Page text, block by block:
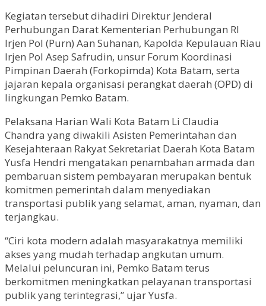
Kegiatan tersebut dihadiri Direktur Jenderal
Perhubungan Darat Kementerian Perhubungan RI
Irjen Pol (Purn) Aan Suhanan, Kapolda Kepulauan Riau
Irjen Pol Asep Safrudin, unsur Forum Koordinasi
Pimpinan Daerah (Forkopimda) Kota Batam, serta
jajaran kepala organisasi perangkat daerah (OPD) di
lingkungan Pemko Batam.
Pelaksana Harian Wali Kota Batam Li Claudia
Chandra yang diwakili Asisten Pemerintahan dan
Kesejahteraan Rakyat Sekretariat Daerah Kota Batam
Yusfa Hendri mengatakan penambahan armada dan
pembaruan sistem pembayaran merupakan bentuk
komitmen pemerintah dalam menyediakan
transportasi publik yang selamat, aman, nyaman, dan
terjangkau.
“Ciri kota modern adalah masyarakatnya memiliki
akses yang mudah terhadap angkutan umum.
Melalui peluncuran ini, Pemko Batam terus
berkomitmen meningkatkan pelayanan transportasi
publik yang terintegrasi,” ujar Yusfa.